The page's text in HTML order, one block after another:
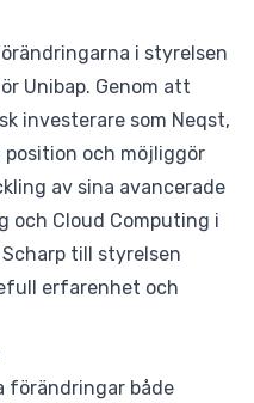
i styrelsen
Unibap. Genom att
investerare som Neqst,
och möjliggör
av sina avancerade
och Cloud Computing i
till styrelsen
erfarenhet och
förändringar både